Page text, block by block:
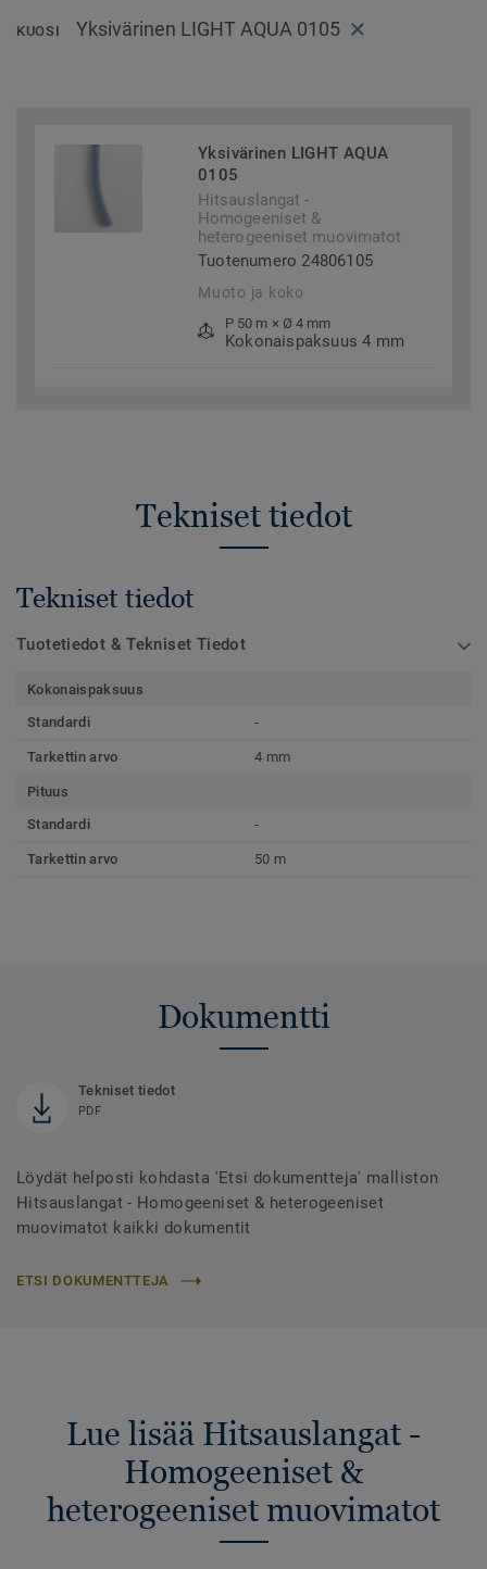
KUOSI Yksivärinen LIGHT AQUA 0105
Yksivärinen LIGHT AQUA
0105
Hitsauslangat -
Homogeeniset &
heterogeeniset muovimatot
Tuotenumero 24806105
Muoto ja koko
P 50 m × Ø 4 mm
Kokonaispaksuus 4 mm
Tekniset tiedot
Tekniset tiedot
Tuotetiedot & Tekniset Tiedot
Kokonaispaksuus
Standardi
-
Tarkettin arvo 4 mm
Pituus
Standardi
-
Tarkettin arvo 50 m
Dokumentti
Tekniset tiedot
PDF
Löydät helposti kohdasta 'Etsi dokumentteja' malliston
Hitsauslangat - Homogeeniset & heterogeeniset
muovimatot kaikki dokumentit
ETSI DOKUMENTTEJA
Lue lisää Hitsauslangat -
Homogeeniset &
heterogeeniset muovimatot